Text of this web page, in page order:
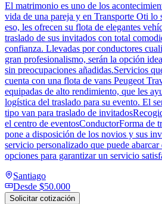
El matrimonio es uno de los
vida de una pareja y en Transporte Oti lo
eso, les ofrecen su flota de elegantes
traslado de sus invitados con total
confianza. Llevadas por conductores
gran profesionalismo, serán la opción
sin preocupaciones añadidas.Servicios
cuenta con una flota de vans Peugeot
equipadas de alto rendimiento, que les
logística del traslado para su evento. El
tipo van para traslado de
el centro de eventosConductorForma de
pone a disposición de los novios y sus
servicio personalizado que puede
opciones para garantizar un servicio
Santiago
Desde $50.000
Solicitar cotización